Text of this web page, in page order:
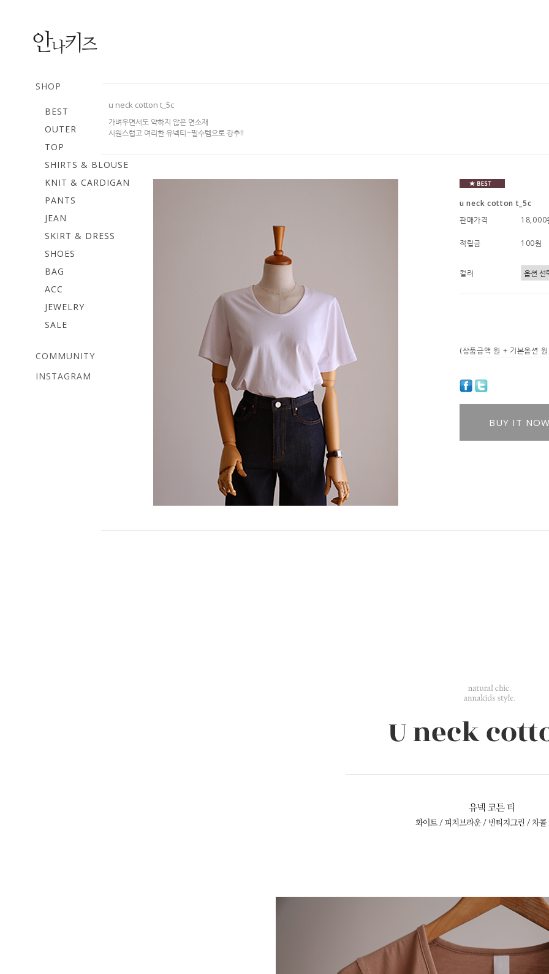
SHOP
BEST
OUTER
TOP
SHIRTS & BLOUSE
KNIT & CARDIGAN
PANTS
JEAN
SKIRT & DRESS
SHOES
BAG
ACC
JEWELRY
SALE
COMMUNITY
INSTAGRAM
u neck cotton t_5c
가벼우면서도 약하지 않은 면소재
시원스럽고 여리한 유넥티~필수템으로 강추!!
u neck cotton t_5c
판매가격
18,000
적립금 100원
컬러
(상품금액원 + 기본옵션
BUY IT